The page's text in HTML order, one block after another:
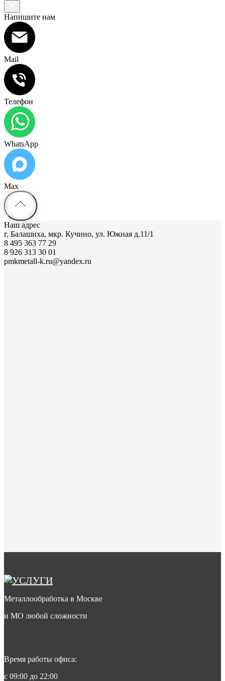
Напишите нам
Mail
Телефон
WhatsApp
Max
Наш адрес
г. Балашиха, мкр. Кучино, ул. Южная д.11/1
8 495 363 77 29
8 926 313 30 01
pmkmetall-k.ru@yandex.ru
Металлообработка в Москве
и МО любой сложности
Время работы офиса:
с 09:00 до 22:00